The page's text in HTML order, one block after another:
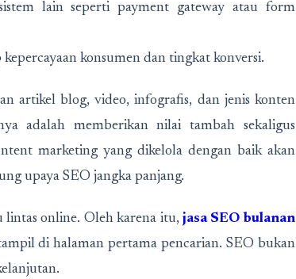
lain seperti payment gateway atau form
konsumen dan tingkat konversi.
artikel blog, video, infografis, dan jenis konten
adalah memberikan nilai tambah sekaligus
marketing yang dikelola dengan baik akan
upaya SEO jangka panjang.
lintas online. Oleh karena itu, jasa SEO bulanan
di halaman pertama pencarian. SEO bukan